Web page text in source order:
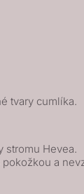
tvary cumlíka.
stromu Hevea.
a